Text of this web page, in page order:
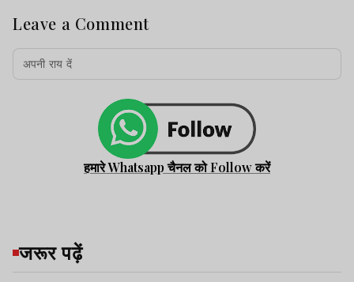
Leave a Comment
हमारे Whatsapp चैनल को Follow करें
जरूर पढ़ें